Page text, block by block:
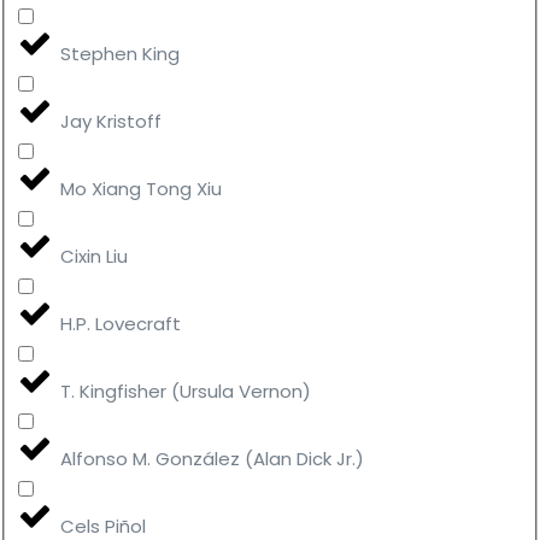
Stephen King
Jay Kristoff
Mo Xiang Tong Xiu
Cixin Liu
H.P. Lovecraft
T. Kingfisher (Ursula Vernon)
Alfonso M. González (Alan Dick Jr.)
Cels Piñol